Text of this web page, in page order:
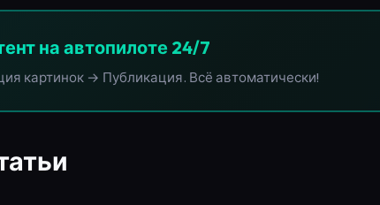
на автопилоте 24/7
картинок → Публикация. Всё автоматически!